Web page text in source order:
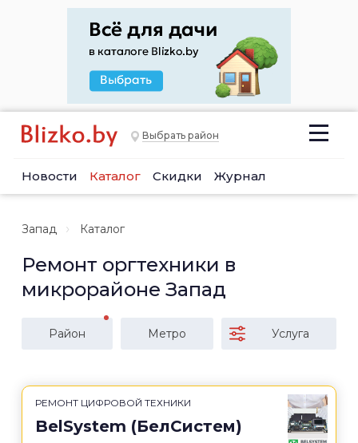
Выбрать район
Новости Каталог Скидки Журнал
Запад Каталог
Ремонт оргтехники в
микрорайоне Запад
Район Метро Услуга
РЕМОНТ ЦИФРОВОЙ ТЕХНИКИ
BelSystem (БелСистем)